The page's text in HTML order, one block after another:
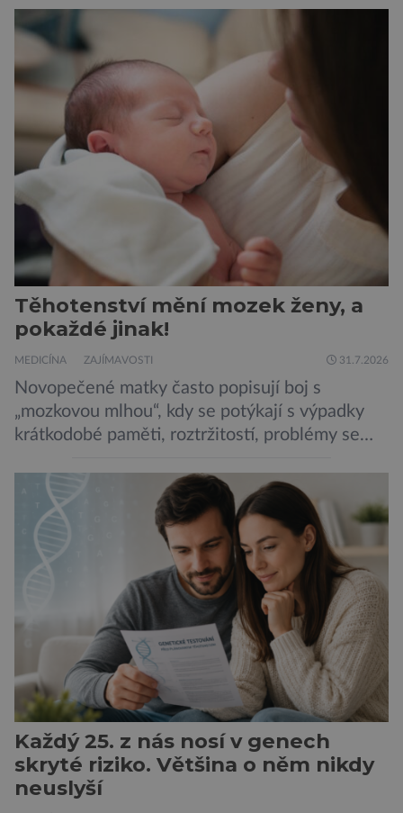
doporučení se nyní staly konzervované
sardinky, které si může dovolit opravdu každý
„Místo toho, aby poskytovaly izolované
mononutrienty, jsou rybí konzervy kompletní
potravinou,“ říká nutriční specialista Colin
Robertson a zdůrazňuje […]
Těhotenství mění mozek ženy, a
pokaždé jinak!
MEDICÍNA ZAJÍMAVOSTI 31.7.2026
Novopečené matky často popisují boj s
„mozkovou mlhou“, kdy se potýkají s výpadky
krátkodobé paměti, roztržitostí, problémy se
obtíže byly dlouhou dobu připisovány
nedostatku spánku a stresu při péči o
novorozence. Nyní se však ukazuje, že za tím
stojí změny v mozku vyvolané těhotenstvím!
Poporodní mozková mlha, v angličtině […]
Každý 25. z nás nosí v genech
skryté riziko. Většina o něm nikdy
neuslyší